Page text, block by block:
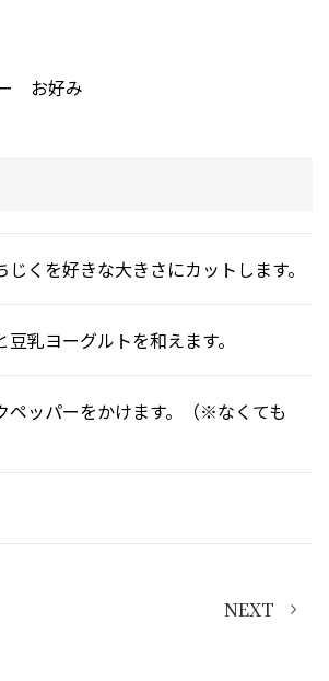
お好み
くを好きな大きさにカットします。
乳ヨーグルトを和えます。
ペッパーをかけます。（※なくても
NEXT